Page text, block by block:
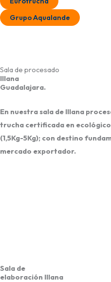
Grupo Aqualande
Sala de procesado
Illana
Guadalajara.
En nuestrasala de Illana
trucha certificada en ecológico
(1,5Kg-5Kg); con destino
mercado exportador.
Sala de
elaboración Illana